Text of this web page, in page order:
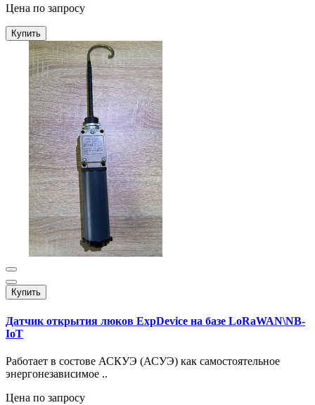
Цена по запросу
Купить
Купить
Датчик открытия люков ExpDevice на базе LoRaWAN\NB-
IoT
Работает в состове АСКУЭ (АСУЭ) как самостоятельное
энергонезависимое ..
Цена по запросу